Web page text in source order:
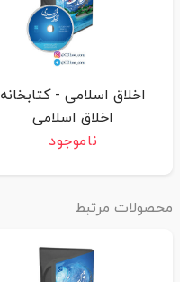
اخلاق اسلامی - کتابخانه
اخلاق اسلامی
ناموجود
محصولات مرتبط